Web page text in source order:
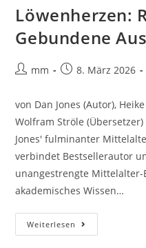
Löwenherzen:
Gebundene
mm 8. März 2026
von Dan Jones (Autor),
Wolfram Ströle
Jones' fulminanter
verbindet Bestsellerautor
unangestrengte
akademisches Wissen…
Weiterlesen